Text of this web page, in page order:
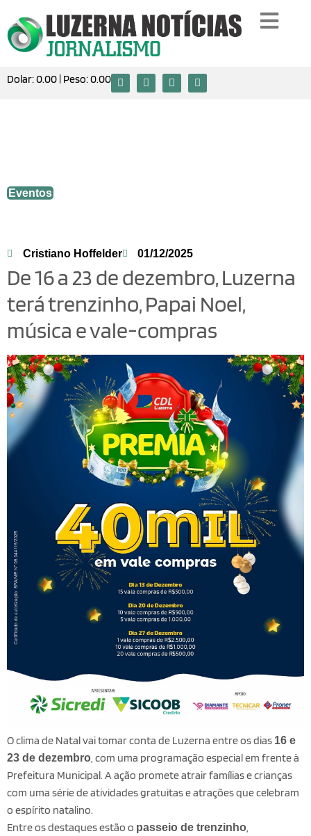
Dolar:0.00 | Peso:0.00
Eventos
Cristiano Hoffelder 01/12/2025
De 16 a 23 de dezembro, Luzerna
terá trenzinho, Papai Noel,
música e vale-compras
O clima de Natal vai tomar conta de Luzerna entre os dias 16 e
23 de dezembro, com uma programação especial em frente à
Prefeitura Municipal. A ação promete atrair famílias e crianças
com uma série de atividades gratuitas e atrações que celebram
o espírito natalino.
Entre os destaques estão o passeio de trenzinho,